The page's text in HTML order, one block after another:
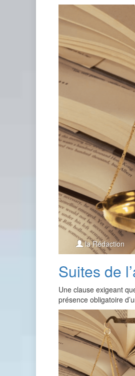
la Rédaction
Suites de
Une clause exigeant
présence obligatoire